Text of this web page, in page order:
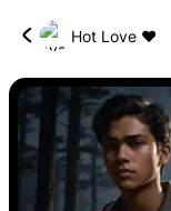
Hot Love ❤️